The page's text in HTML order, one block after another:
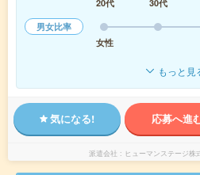
20代
30代
男女比率
女性
もっと見
気になる! 応募へ進
派遣会社 ヒューマンステージ